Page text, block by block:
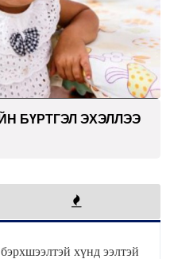
БҮРТГЭЛ ЭХЭЛЛЭЭ
хүнд ээлтэй